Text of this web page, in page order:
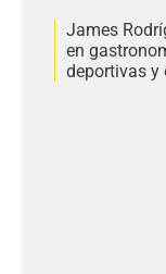
James
en
deportivas y